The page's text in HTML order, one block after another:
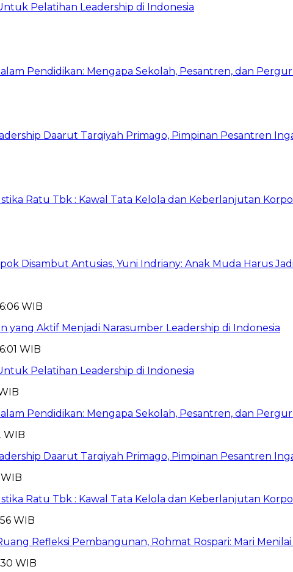
Pelatihan Leadership di Indonesia
Pendidikan: Mengapa Sekolah, Pesantren, dan
Daarut Tarqiyah Primago, Pimpinan Pesantren
Ratu Tbk : Kawal Tata Kelola dan Keberlanjutan
Disambut Antusias, Yuni Indriany: Anak Muda Harus
WIB
yang Aktif Menjadi Narasumber Leadership di Indonesia
WIB
Pelatihan Leadership di Indonesia
Pendidikan: Mengapa Sekolah, Pesantren, dan
WIB
Daarut Tarqiyah Primago, Pimpinan Pesantren
Ratu Tbk : Kawal Tata Kelola dan Keberlanjutan
WIB
Refleksi Pembangunan, Rohmat Rospari: Mari
WIB